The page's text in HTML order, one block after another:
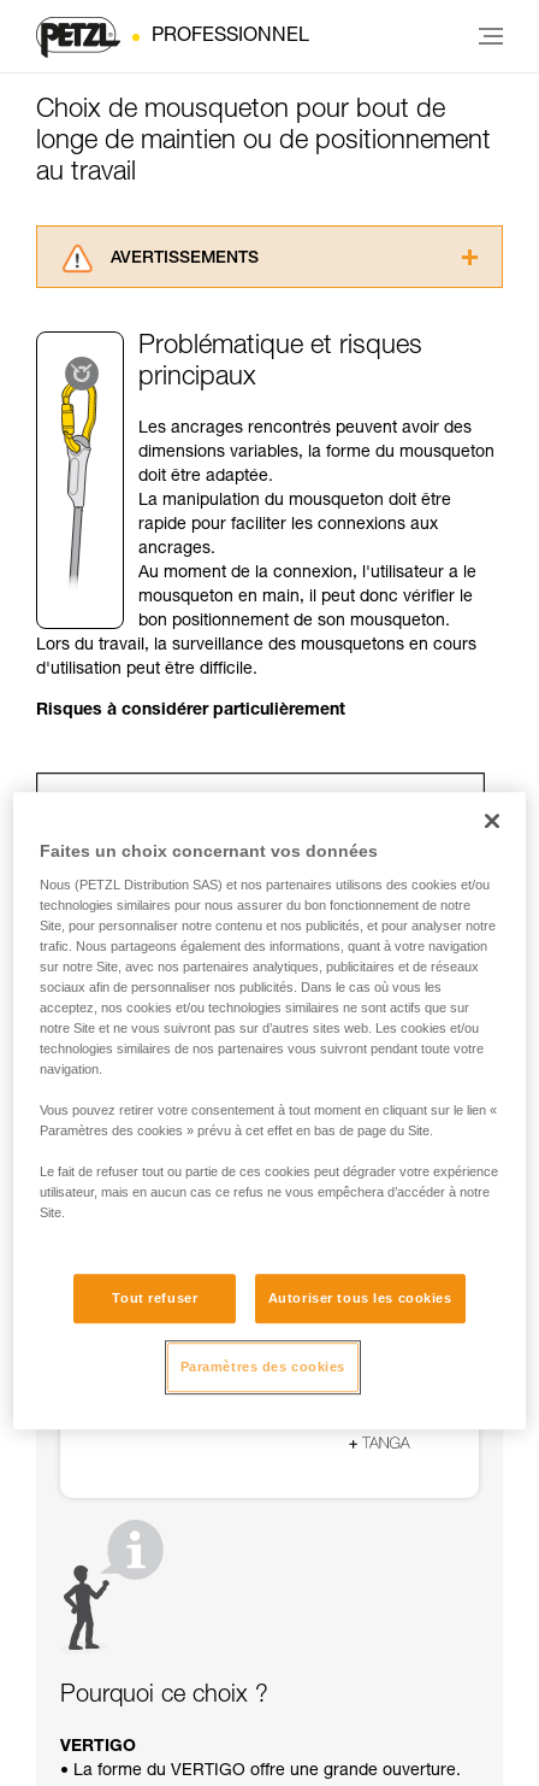
PROFESSIONNEL
Choix de mousqueton pour bout de
longe de maintien ou de positionnement
au travail
AVERTISSEMENTS
consulter. Vous devez avoir compris les
informations de la notice technique pour
d’informations.
Maîtriser ces techniques nécessite une
formation et un entraînement spécifique. Validez
avec un professionnel votre capacité à refaire
la manipulation, seul, en toute sécurité, avant
de la reproduire en autonomie.
Nous donnons des exemples de techniques
liées à votre activité. Il peut en exister d’autres
que nous ne décrivons pas ici.
Problématique et risques
principaux
Les ancrages rencontrés peuvent avoir des
dimensions variables, la forme du mousqueton
doit être adaptée.
La manipulation du mousqueton doit être
rapide pour faciliter les connexions aux
ancrages.
Au moment de la connexion, l'utilisateur a le
mousqueton en main, il peut donc vérifier le
bon positionnement de son mousqueton.
Lors du travail, la surveillance des mousquetons en cours
d'utilisation peut être difficile.
Risques à considérer particulièrement
Recommandation de mousqueton et
accessoires
de maintien (STRING, TANGA, manchon plastique).
Pourquoi ce choix ?
VERTIGO
• La forme du VERTIGO offre une grande ouverture.
Faites un choix concernant vos données
Nous (PETZL Distribution SAS) et nos partenaires utilisons des cookies et/ou
technologies similaires pour nous assurer du bon fonctionnement de notre
Site, pour personnaliser notre contenu et nos publicités, et pour analyser notre
trafic. Nous partageons également des informations, quant à votre navigation
sur notre Site, avec nos partenaires analytiques, publicitaires et de réseaux
sociaux afin de personnaliser nos publicités. Dans le cas où vous les
acceptez, nos cookies et/ou technologies similaires ne sont actifs que sur
notre Site et ne vous suivront pas sur d’autres sites web. Les cookies et/ou
technologies similaires de nos partenaires vous suivront pendant toute votre
navigation.
Vous pouvez retirer votre consentement à tout moment en cliquant sur le lien «
Paramètres des cookies » prévu à cet effet en bas de page du Site.
Le fait de refuser tout ou partie de ces cookies peut dégrader votre expérience
utilisateur, mais en aucun cas ce refus ne vous empêchera d’accéder à notre
Site.
Tout refuser Autoriser tous les cookies
Paramètres des cookies